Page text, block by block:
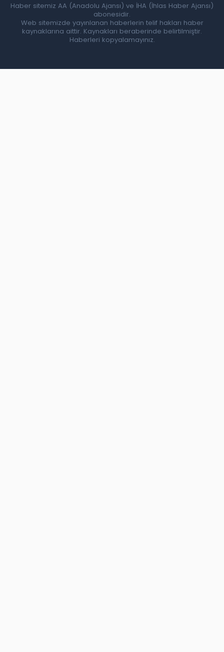
Haber sitemiz AA (Anadolu Ajansı) ve İHA (İhlas Haber Ajansı)
abonesidir.
Web sitemizde yayınlanan haberlerin telif hakları haber
kaynaklarına aittir. Kaynakları beraberinde belirtilmiştir.
Haberleri kopyalamayınız.